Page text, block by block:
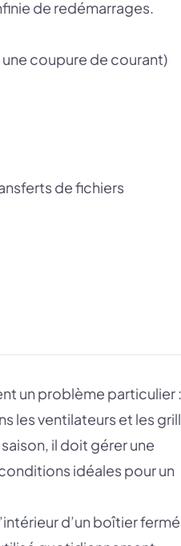
de redémarrages.
coupure de courant)
de fichiers
un problème particulier
les ventilateurs et les
il doit gérer une
idéales pour un
d’un boîtier fermé